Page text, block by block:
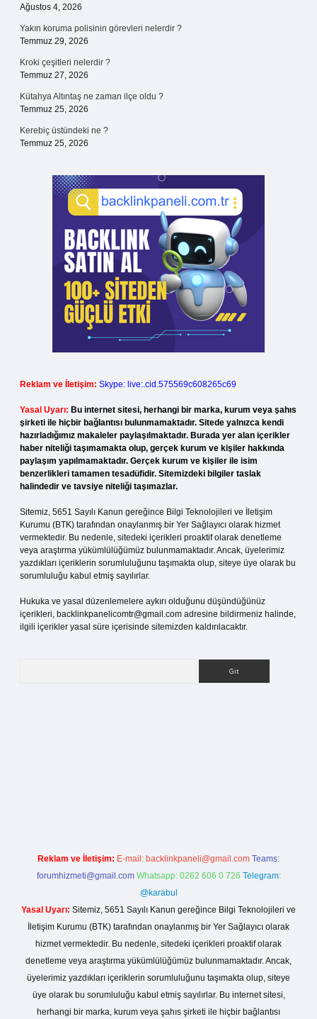
Ağustos 4, 2026
Yakın koruma polisinin görevleri nelerdir ?
Temmuz 29, 2026
Kroki çeşitleri nelerdir ?
Temmuz 27, 2026
Kütahya Altıntaş ne zaman ilçe oldu ?
Temmuz 25, 2026
Kerebiç üstündeki ne ?
Temmuz 25, 2026
Reklam ve İletişim: Skype: live:.cid.575569c608265c69
Yasal Uyarı: Bu internet sitesi, herhangi bir marka, kurum veya şahıs
şirketi ile hiçbir bağlantısı bulunmamaktadır. Sitede yalnızca kendi
hazırladığımız makaleler paylaşılmaktadır. Burada yer alan içerikler
haber niteliği taşımamakta olup, gerçek kurum ve kişiler hakkında
paylaşım yapılmamaktadır. Gerçek kurum ve kişiler ile isim
benzerlikleri tamamen tesadüfidir. Sitemizdeki bilgiler taslak
halindedir ve tavsiye niteliği taşımazlar.
Sitemiz, 5651 Sayılı Kanun gereğince Bilgi Teknolojileri ve İletişim
Kurumu (BTK) tarafından onaylanmış bir Yer Sağlayıcı olarak hizmet
vermektedir. Bu nedenle, sitedeki içerikleri proaktif olarak denetleme
veya araştırma yükümlülüğümüz bulunmamaktadır. Ancak, üyelerimiz
yazdıkları içeriklerin sorumluluğunu taşımakta olup, siteye üye olarak bu
sorumluluğu kabul etmiş sayılırlar.
Hukuka ve yasal düzenlemelere aykırı olduğunu düşündüğünüz
içerikleri, backlinkpanelicomtr@gmail.com adresine bildirmeniz halinde,
ilgili içerikler yasal süre içerisinde sitemizden kaldırılacaktır.
Reklam ve İletişim: E-mail: backlinkpaneli@gmail.com Teams:
forumhizmeti@gmail.com Whatsapp: 0262 606 0 726 Telegram:
@karabul
Yasal Uyarı: Sitemiz, 5651 Sayılı Kanun gereğince Bilgi Teknolojileri ve
İletişim Kurumu (BTK) tarafından onaylanmış bir Yer Sağlayıcı olarak
hizmet vermektedir. Bu nedenle, sitedeki içerikleri proaktif olarak
denetleme veya araştırma yükümlülüğümüz bulunmamaktadır. Ancak,
üyelerimiz yazdıkları içeriklerin sorumluluğunu taşımakta olup, siteye
üye olarak bu sorumluluğu kabul etmiş sayılırlar. Bu internet sitesi,
herhangi bir marka, kurum veya şahıs şirketi ile hiçbir bağlantısı